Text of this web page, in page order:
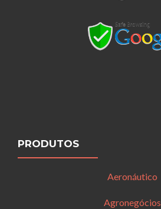
PRODUTOS
Aeronáutico
Agronegócios